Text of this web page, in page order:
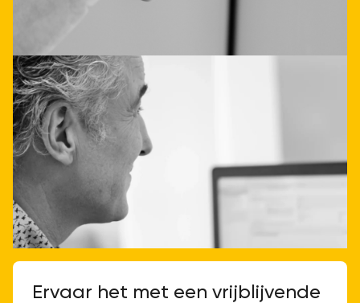
Ervaar het met een vrijblijvende